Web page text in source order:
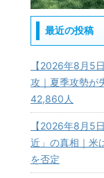
最近の投稿
【2026年8月5
攻｜夏季攻勢が
42,860人
【2026年8月5
近」の真相｜米
を否定